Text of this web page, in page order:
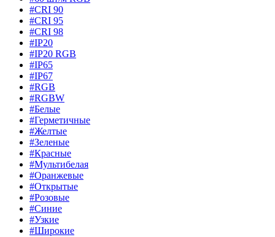
#CRI 90
#CRI 95
#CRI 98
#IP20
#IP20 RGB
#IP65
#IP67
#RGB
#RGBW
#Белые
#Герметичные
#Желтые
#Зеленые
#Красные
#Мультибелая
#Оранжевые
#Открытые
#Розовые
#Синие
#Узкие
#Широкие